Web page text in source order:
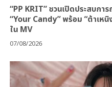
“PP KRIT” ชวนเปิดประสบกา
“Your Candy” พร้อม “ต้าเห
ใน MV
07/08/2026